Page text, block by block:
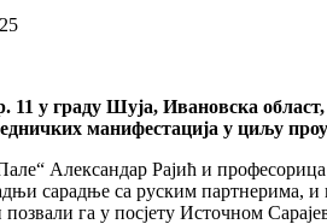
у граду Шуја, Ивановска
манифестација у циљу
Александар Рајић и
сарадње са руским партнерима,
га у посјету Источном